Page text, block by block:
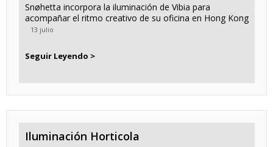
Snøhetta incorpora la iluminación de Vibia para
acompañar el ritmo creativo de su oficina en Hong Kong
13 julio
Seguir Leyendo >
Iluminación Horticola